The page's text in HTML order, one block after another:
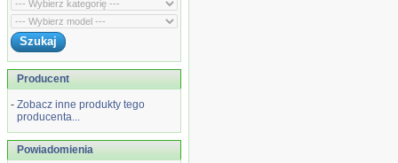
Producent
- Zobacz inne produkty tego
producenta...
Powiadomienia